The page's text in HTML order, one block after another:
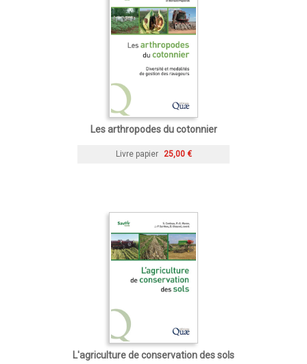
Les arthropodes du cotonnier
Livre papier 25,00 €
L'agriculture de conservation des sols